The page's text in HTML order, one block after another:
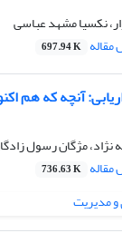
نکسیا مشهد عباسی
697.94 K
آنچه که هم
مژگان رسول
736.63 K